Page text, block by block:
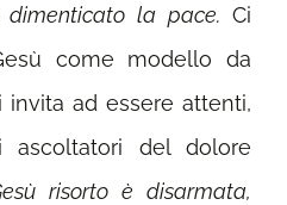
la pace. Ci
come modello da
ad essere attenti,
ascoltatori del dolore
risorto è disarmata,